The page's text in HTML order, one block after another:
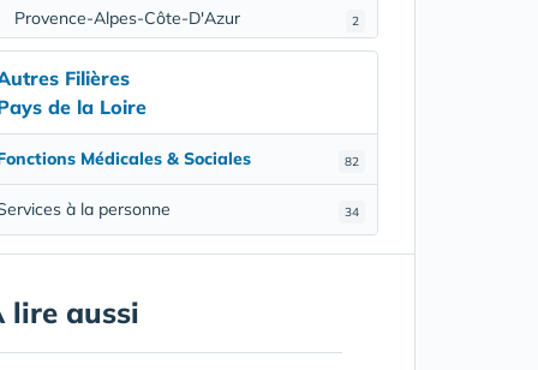
2
Provence-Alpes-Côte-D'Azur
Filières
de la Loire
82
Médicales & Sociales
34
à la personne
lire aussi